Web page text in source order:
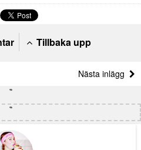
Tillbaka upp
Nästa inlägg